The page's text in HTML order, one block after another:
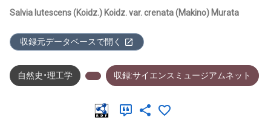
Salvia lutescens (Koidz.) Koidz. var. crenata (Makino) Murata
収録元データベースで開く
自然史・理工学 収録:サイエンスミュージアムネット